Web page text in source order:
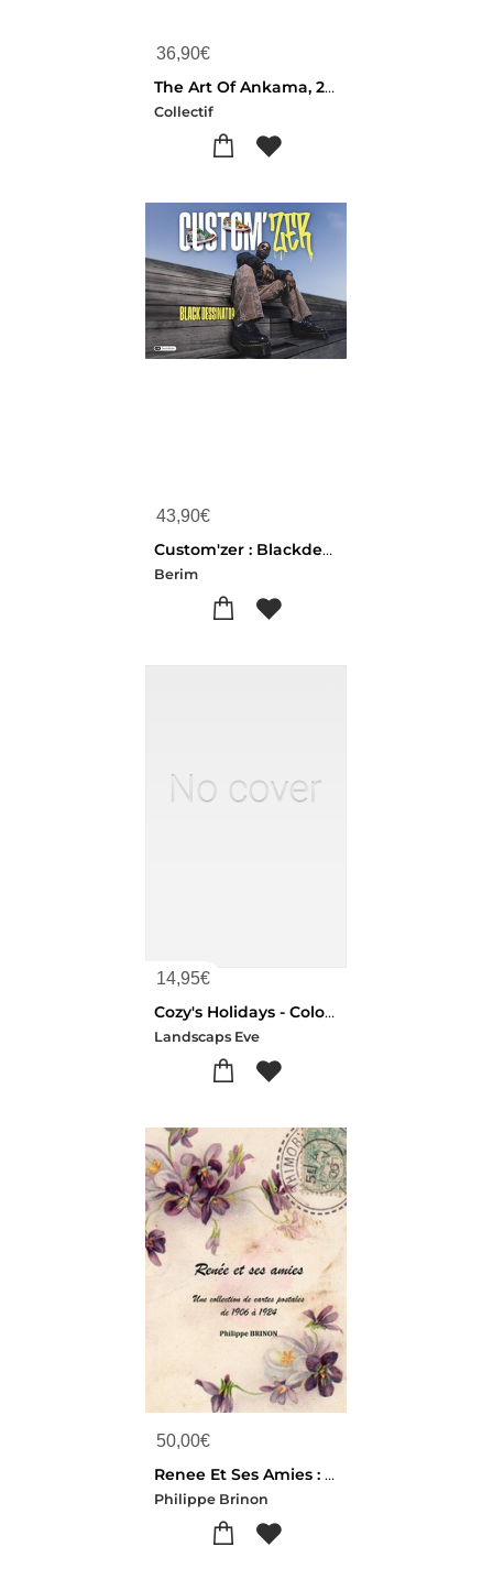
36,90€
The Art Of Ankama, 25 Ans (edition 2026/2027)
Collectif
43,90€
Custom'zer : Blackdessinator
Berim
14,95€
Cozy's Holidays - Coloring Book
Landscaps Eve
50,00€
Renee Et Ses Amies : Une Collection De Cartes Postales De 1905 A 1924
Philippe Brinon